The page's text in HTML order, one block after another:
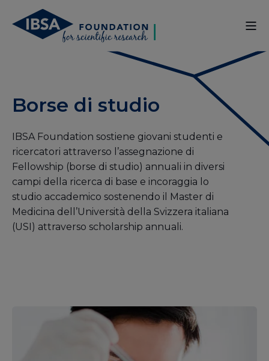
Borse di studio
IBSA Foundation sostiene giovani studenti e
ricercatori attraverso l’assegnazione di
Fellowship (borse di studio) annuali in diversi
campi della ricerca di base e incoraggia lo
studio accademico sostenendo il Master di
Medicina dell’Università della Svizzera italiana
(USI) attraverso scholarship annuali.